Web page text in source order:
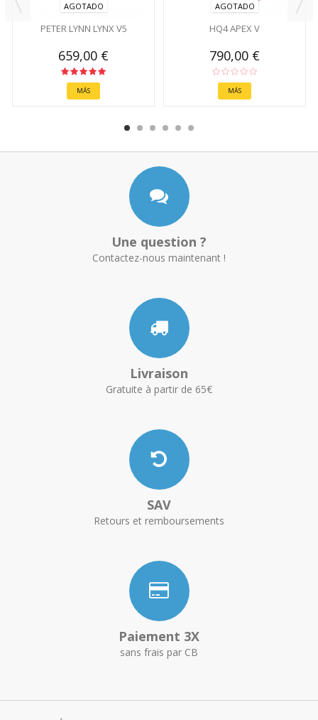
AGOTADO
PETER LYNN LYNX V5
659,00 €
MÁS
AGOTADO
HQ4 APEX V
790,00 €
MÁS
Une question ?
Contactez-nous maintenant !
Livraison
Gratuite à partir de 65€
SAV
Retours et remboursements
Paiement 3X
sans frais par CB